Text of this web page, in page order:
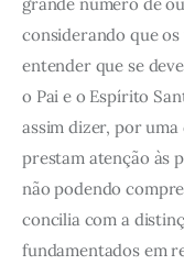
considerando que
entender que se
o Pai e o Espírito
assim dizer, por
prestam atenção às
não podendo
concilia com a
fundamentados em